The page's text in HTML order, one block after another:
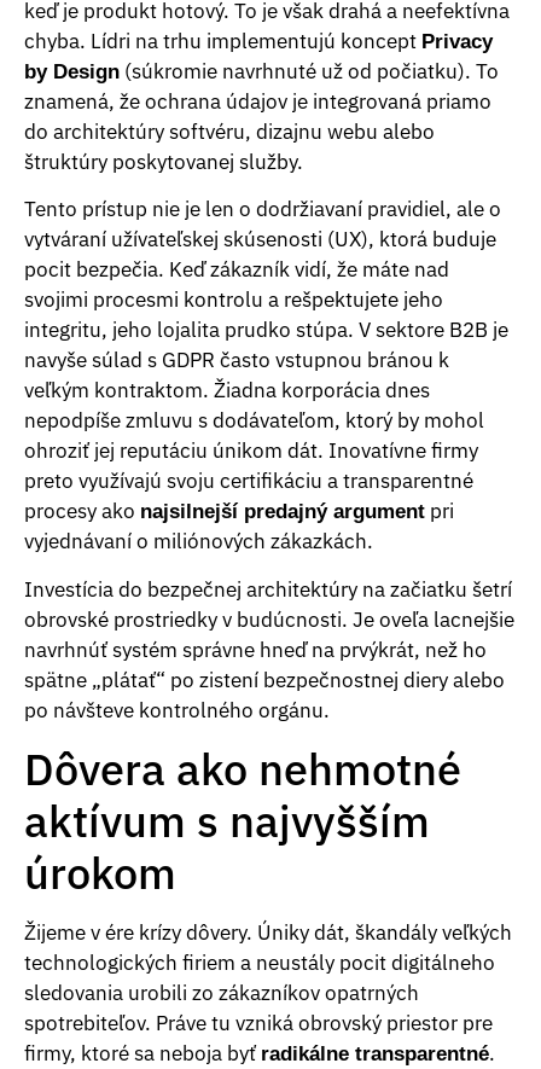
keď je produkt hotový. To je však drahá a neefektívna
chyba. Lídri na trhu implementujú koncept Privacy
by Design (súkromie navrhnuté už od počiatku). To
znamená, že ochrana údajov je integrovaná priamo
do architektúry softvéru, dizajnu webu alebo
štruktúry poskytovanej služby.
Tento prístup nie je len o dodržiavaní pravidiel, ale o
vytváraní užívateľskej skúsenosti (UX), ktorá buduje
pocit bezpečia. Keď zákazník vidí, že máte nad
svojimi procesmi kontrolu a rešpektujete jeho
integritu, jeho lojalita prudko stúpa. V sektore B2B je
navyše súlad s GDPR často vstupnou bránou k
veľkým kontraktom. Žiadna korporácia dnes
nepodpíše zmluvu s dodávateľom, ktorý by mohol
ohroziť jej reputáciu únikom dát. Inovatívne firmy
preto využívajú svoju certifikáciu a transparentné
procesy ako najsilnejší predajný argument pri
vyjednávaní o miliónových zákazkách.
Investícia do bezpečnej architektúry na začiatku šetrí
obrovské prostriedky v budúcnosti. Je oveľa lacnejšie
navrhnúť systém správne hneď na prvýkrát, než ho
spätne „plátať“ po zistení bezpečnostnej diery alebo
po návšteve kontrolného orgánu.
Dôvera ako nehmotné
aktívum s najvyšším
úrokom
Žijeme v ére krízy dôvery. Úniky dát, škandály veľkých
technologických firiem a neustály pocit digitálneho
sledovania urobili zo zákazníkov opatrných
spotrebiteľov. Práve tu vzniká obrovský priestor pre
firmy, ktoré sa neboja byť radikálne transparentné.